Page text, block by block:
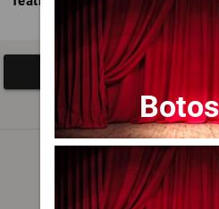
Afisați mai multe